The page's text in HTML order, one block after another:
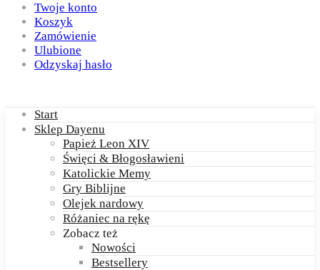
Twoje konto
Koszyk
Zamówienie
Ulubione
Odzyskaj hasło
Start
Sklep Dayenu
Papież Leon XIV
Święci & Błogosławieni
Katolickie Memy
Gry Biblijne
Olejek nardowy
Różaniec na rękę
Zobacz też
Nowości
Bestsellery